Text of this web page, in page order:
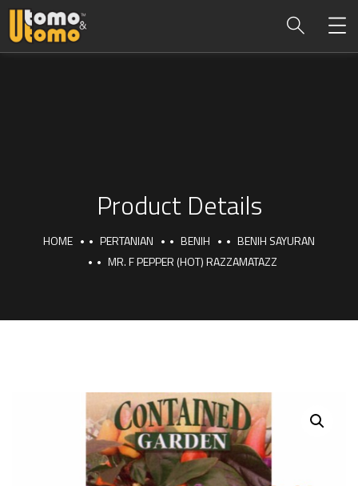
Product Details
HOME PERTANIAN BENIH
BENIH SAYURAN
MR. F PEPPER (HOT) RAZZAMATAZZ